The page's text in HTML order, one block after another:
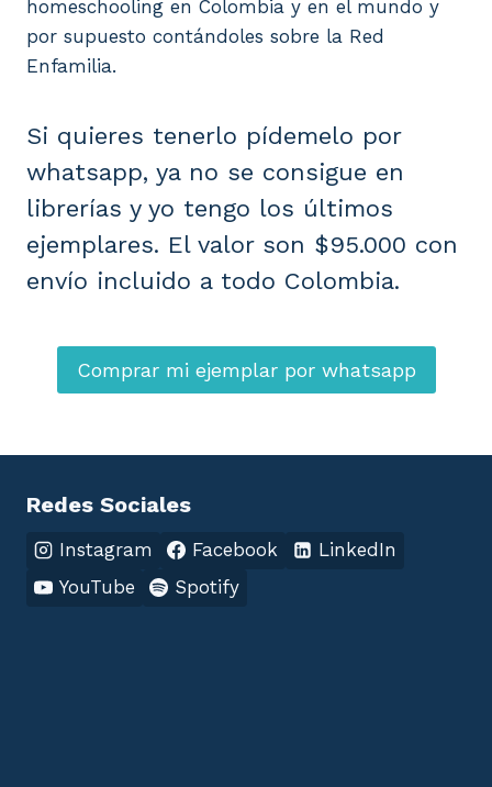
homeschooling en Colombia y en el mundo y
por supuesto contándoles sobre la Red
Enfamilia.
Si quieres tenerlo pídemelo por
whatsapp, ya no se consigue en
librerías y yo tengo los últimos
ejemplares. El valor son $95.000 con
envío incluido a todo Colombia.
Comprar mi ejemplar por whatsapp
Redes Sociales
Instagram Facebook
LinkedIn
YouTube
Spotify